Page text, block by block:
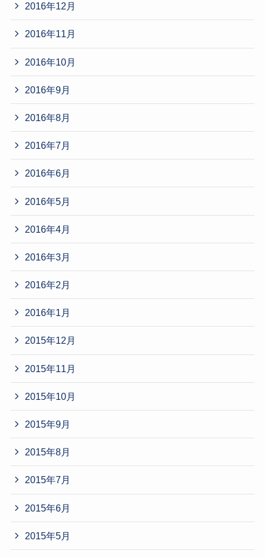
2016年12月
2016年11月
2016年10月
2016年9月
2016年8月
2016年7月
2016年6月
2016年5月
2016年4月
2016年3月
2016年2月
2016年1月
2015年12月
2015年11月
2015年10月
2015年9月
2015年8月
2015年7月
2015年6月
2015年5月